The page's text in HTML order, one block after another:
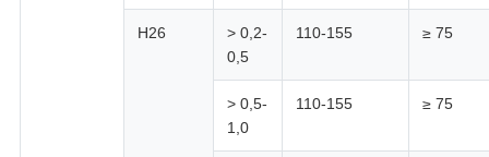
H26
> 0,2-
0,5
110-155 ≥ 75
> 0,5-
1,0
110-155 ≥ 75